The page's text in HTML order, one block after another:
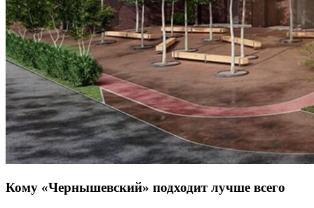
Кому «Чернышевский» подходит лучше всего